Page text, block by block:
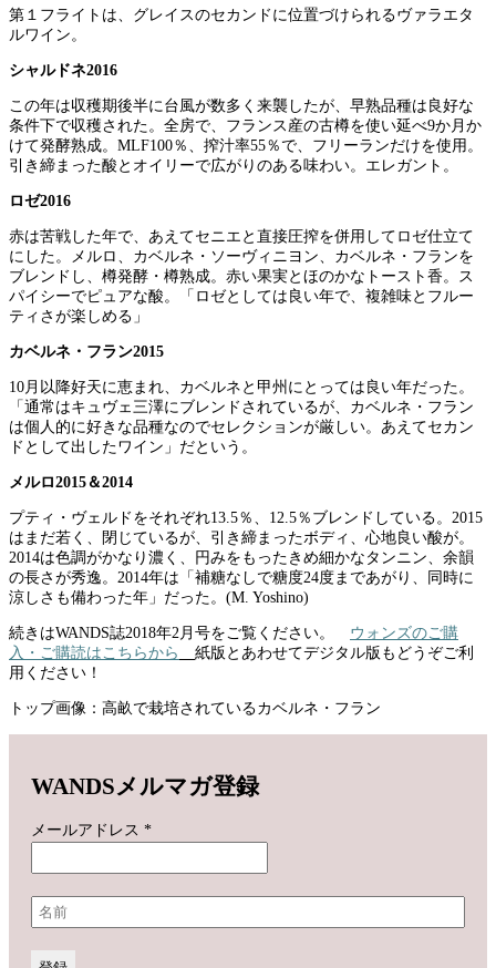
第１フライトは、グレイスのセカンドに位置づけられるヴァラエタ
ルワイン。
シャルドネ2016
この年は収穫期後半に台風が数多く来襲したが、早熟品種は良好な
条件下で収穫された。全房で、フランス産の古樽を使い延べ9か月か
けて発酵熟成。MLF100％、搾汁率55％で、フリーランだけを使用。
引き締まった酸とオイリーで広がりのある味わい。エレガント。
ロゼ2016
赤は苦戦した年で、あえてセニエと直接圧搾を併用してロゼ仕立て
にした。メルロ、カベルネ・ソーヴィニヨン、カベルネ・フランを
ブレンドし、樽発酵・樽熟成。赤い果実とほのかなトースト香。ス
パイシーでピュアな酸。「ロゼとしては良い年で、複雑味とフルー
ティさが楽しめる」
カベルネ・フラン2015
10月以降好天に恵まれ、カベルネと甲州にとっては良い年だった。
「通常はキュヴェ三澤にブレンドされているが、カベルネ・フラン
は個人的に好きな品種なのでセレクションが厳しい。あえてセカン
ドとして出したワイン」だという。
メルロ2015＆2014
プティ・ヴェルドをそれぞれ13.5％、12.5％ブレンドしている。2015
はまだ若く、閉じているが、引き締まったボディ、心地良い酸が。
2014は色調がかなり濃く、円みをもったきめ細かなタンニン、余韻
の長さが秀逸。2014年は「補糖なしで糖度24度まであがり、同時に
涼しさも備わった年」だった。(M. Yoshino)
続きはWANDS誌2018年2月号をご覧ください。 ウォンズのご購
入・ご購読はこちらから
紙版とあわせてデジタル版もどうぞご利
用ください！
トップ画像：高畝で栽培されているカベルネ・フラン
WANDSメルマガ登録
メールアドレス *